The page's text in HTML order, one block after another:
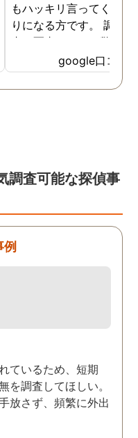
もハッキリ言ってくれて
りになる方です。 調査
書の写真もいつも驚かさ
てどうやって撮ったのか
くと面白い話し聞かせて
れますね。 問題がない
google口コミ
調査可能な探偵事
例
ているため、短期
を調査してほしい。
放さず、頻繁に外出